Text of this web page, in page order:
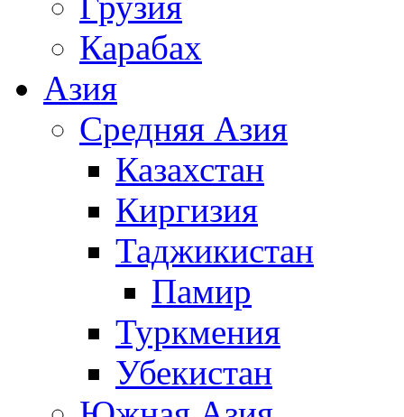
Карабах
Азия
Средняя Азия
Казахстан
Киргизия
Таджикистан
Памир
Туркмения
Убекистан